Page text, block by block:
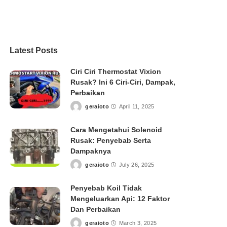
Latest Posts
Ciri Ciri Thermostat Vixion
Rusak? Ini 6 Ciri-Ciri, Dampak,
Perbaikan
Postedgeraioto April 11, 2025
Cara Mengetahui Solenoid
Rusak: Penyebab Serta
Dampaknya
Postedgeraioto July 26, 2025
Penyebab Koil Tidak
Mengeluarkan Api: 12 Faktor
Dan Perbaikan
Postedgeraioto March 3, 2025